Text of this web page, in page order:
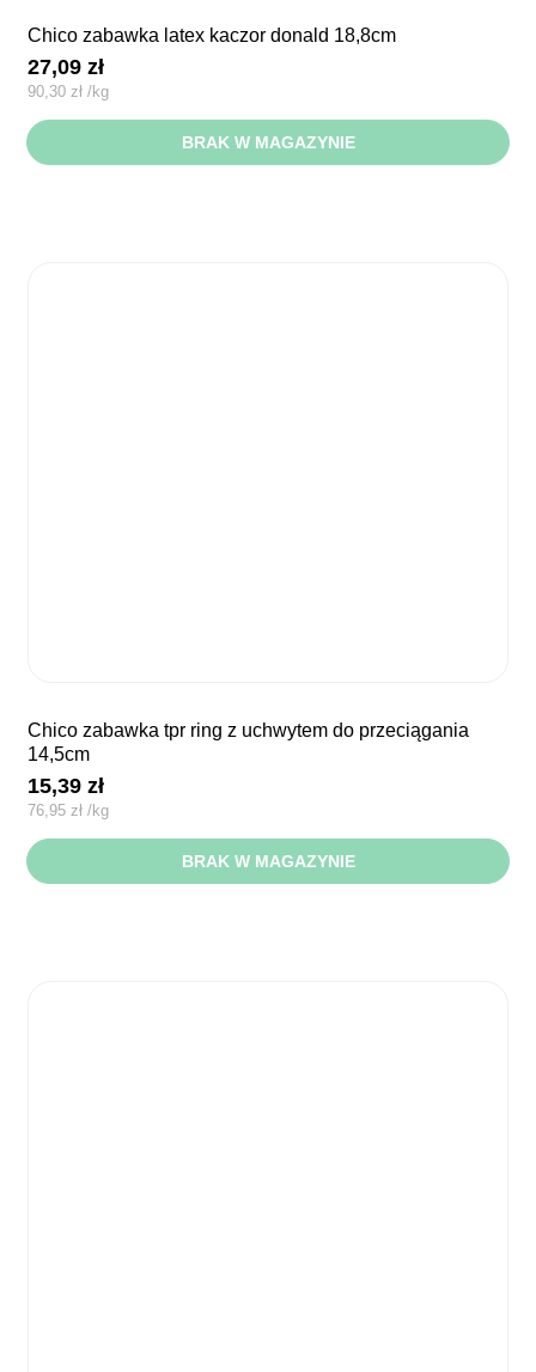
chico zabawka latex kaczor donald 18,8cm
27,09zł
90,30zł /kg
BRAK W MAGAZYNIE
chico zabawka tpr ring z uchwytem do przeciągania
14,5cm
15,39zł
76,95 zł /kg
BRAK W MAGAZYNIE